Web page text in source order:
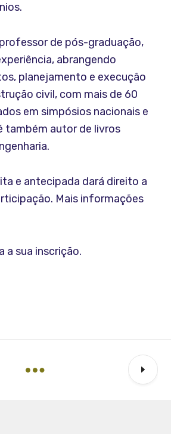
de pós-graduação,
abrangendo
planejamento e execução
civil, com mais de 60
em simpósios nacionais e
também autor de livros
e antecipada dará direito a
Mais informações
a sua inscrição.